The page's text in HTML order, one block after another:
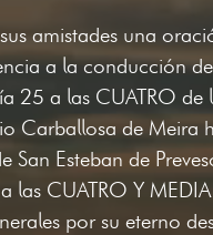
amistades una
a la conducción
25 a las CUATRO de
Carballosa de Meira
San Esteban de
las CUATRO Y
por su eterno